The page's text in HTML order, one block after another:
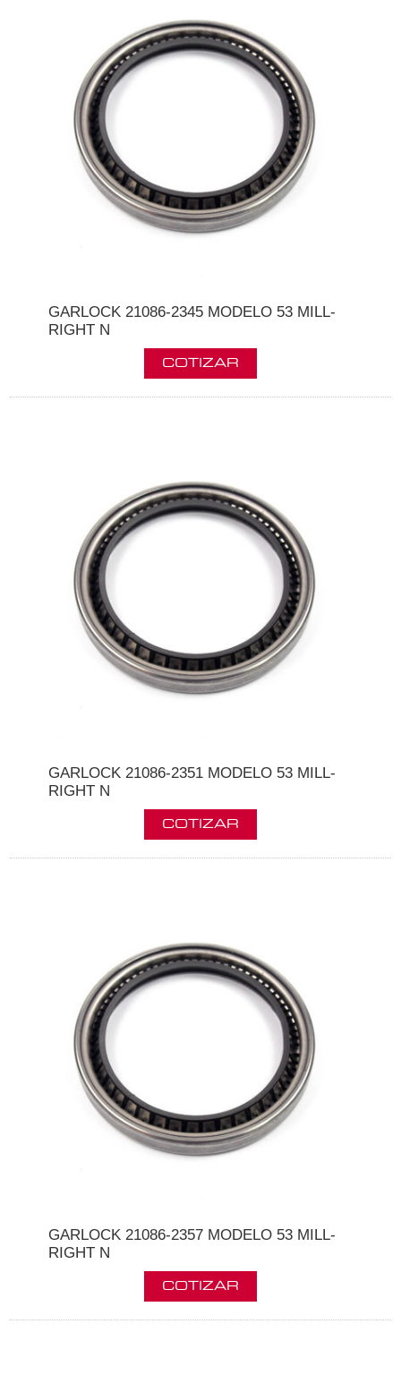
GARLOCK 21086-2345 MODELO 53 MILL-
RIGHT N
GARLOCK 21086-2351 MODELO 53 MILL-
RIGHT N
GARLOCK 21086-2357 MODELO 53 MILL-
RIGHT N